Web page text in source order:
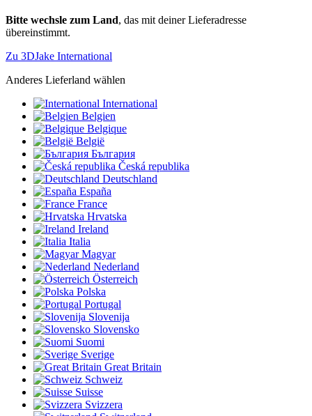
Bitte wechsle zum Land, das mit deiner Lieferadresse
übereinstimmt.
Zu 3DJake International
Anderes Lieferland wählen
International
Belgien
Belgique
België
България
Česká republika
Deutschland
España
France
Hrvatska
Ireland
Italia
Magyar
Nederland
Österreich
Polska
Portugal
Slovenija
Slovensko
Suomi
Sverige
Great Britain
Schweiz
Suisse
Svizzera